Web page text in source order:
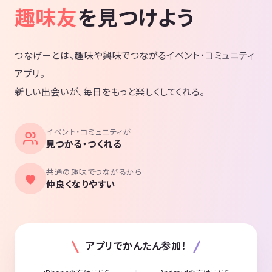
趣味友を見つけよう
つなげーとは、趣味や興味でつながるイベント・コミュニティ
アプリ。
新しい出会いが、毎日をもっと楽しくしてくれる。
イベント・コミュニティが
見つかる・つくれる
共通の趣味でつながるから
仲良くなりやすい
アプリでかんたん参加！